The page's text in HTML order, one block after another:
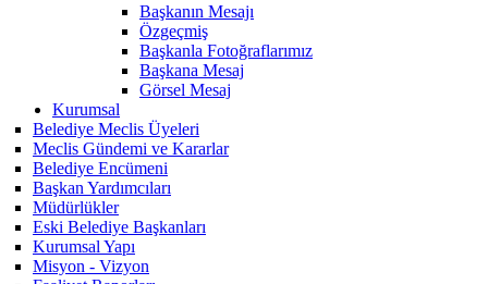
Başkanın Mesajı
Özgeçmiş
Başkanla Fotoğraflarımız
Başkana Mesaj
Görsel Mesaj
Kurumsal
Belediye Meclis Üyeleri
Meclis Gündemi ve Kararlar
Belediye Encümeni
Başkan Yardımcıları
Müdürlükler
Eski Belediye Başkanları
Kurumsal Yapı
Misyon - Vizyon